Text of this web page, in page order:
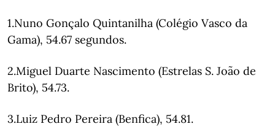
1.Nuno Gonçalo Quintanilha (Colégio Vasco da
Gama), 54.67 segundos.
2.Miguel Duarte Nascimento (Estrelas S. João de
Brito), 54.73.
3.Luiz Pedro Pereira (Benfica), 54.81.